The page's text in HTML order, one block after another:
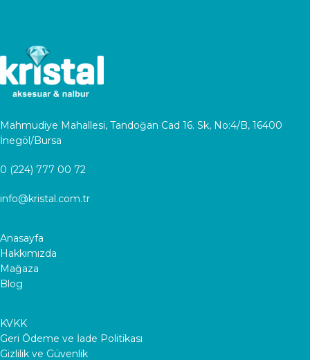
Mahmudiye Mahallesi, Tandoğan Cad 16. Sk, No:4/B, 16400
İnegöl/Bursa
0 (224) 777 00 72
info@kristal.com.tr
Anasayfa
Hakkımızda
Mağaza
Blog
KVKK
Geri Ödeme ve İade Politikası
Gizlilik ve Güvenlik